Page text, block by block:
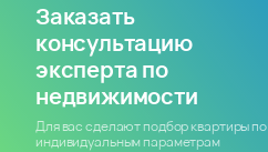
Заказать
консультацию
эксперта по
недвижимости
Для вас сделают подбор квартиры по
индивидуальным параметрам